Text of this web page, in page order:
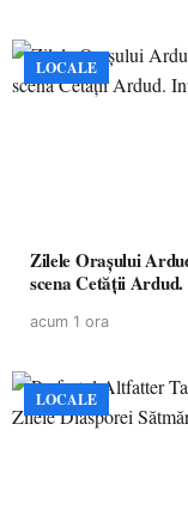
LOCALE
Zilele Orașului
scena Cetății
acum 1 ora
LOCALE